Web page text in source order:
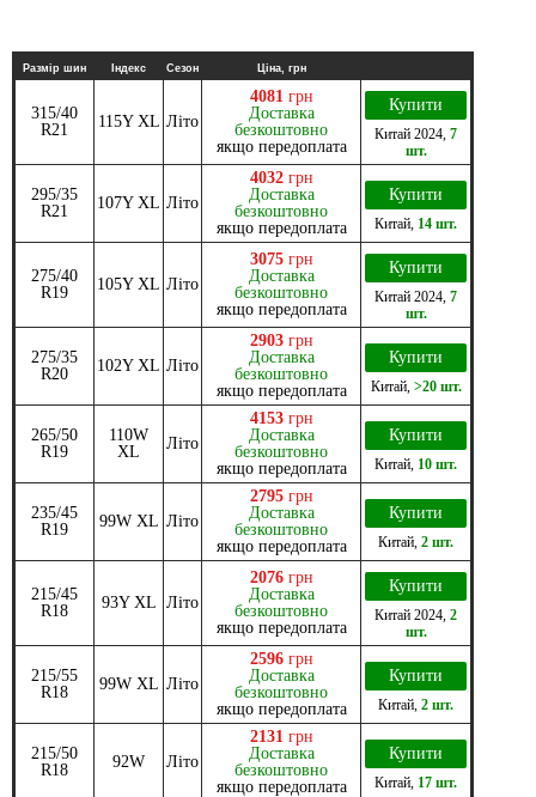
Размір шин Індекс Сезон Ціна, грн
315/40
R21
115Y XL Літо
4081 грн
Доставка
безкоштовно
якщо передоплата
Купити
Китай 2024 7
шт.
295/35
R21
107Y XL Літо
4032 грн
Доставка
безкоштовно
якщо передоплата
Купити
Китай 14 шт.
275/40
R19
105Y XL Літо
3075 грн
Доставка
безкоштовно
якщо передоплата
Купити
Китай 2024 7
шт.
275/35
R20
102Y XL Літо
2903 грн
Доставка
безкоштовно
якщо передоплата
Купити
Китай, >20 шт.
265/50
R19
110W
XL
Літо
4153 грн
Доставка
безкоштовно
якщо передоплата
Купити
Китай 10 шт.
235/45
R19
99W XL Літо
2795 грн
Доставка
безкоштовно
якщо передоплата
Купити
Китай 2 шт.
215/45
R18
93Y XL Літо
2076 грн
Доставка
безкоштовно
якщо передоплата
Купити
Китай 2024 2
шт.
215/55
R18
99W XL Літо
2596 грн
Доставка
безкоштовно
якщо передоплата
Купити
Китай 2 шт.
215/50
R18
92W Літо
2131 грн
Доставка
безкоштовно
якщо передоплата
Купити
Китай 17 шт.